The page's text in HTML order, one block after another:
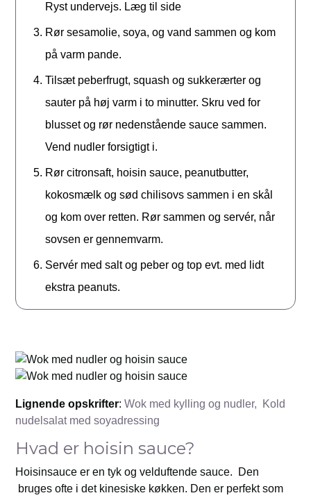
Ryst undervejs. Læg til side
Rør sesamolie, soya, og vand sammen og kom
på varm pande.
Tilsæt peberfrugt, squash og sukkerærter og
sauter på høj varm i to minutter. Skru ved for
blusset og rør nedenstående sauce sammen.
Vend nudler forsigtigt i.
Rør citronsaft, hoisin sauce, peanutbutter,
kokosmælk og sød chilisovs sammen i en skål
og kom over retten. Rør sammen og servér, når
sovsen er gennemvarm.
Servér med salt og peber og top evt. med lidt
ekstra peanuts.
Lignende opskrifter:Wok med kylling og nudler, Kold
nudelsalat med soyadressing
Hvad er hoisin sauce?
Hoisinsauce er en tyk og velduftende sauce. Den
bruges ofte i det kinesiske køkken. Den er perfekt som